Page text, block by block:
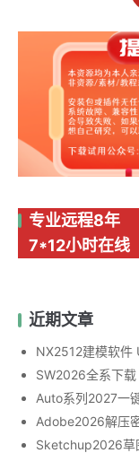
专业远程8年
7*12小时在线
近期文章
NX2512建模软件
SW2026全系下载
Auto系列2027一
Adobe2026解压
Sketchup2026草